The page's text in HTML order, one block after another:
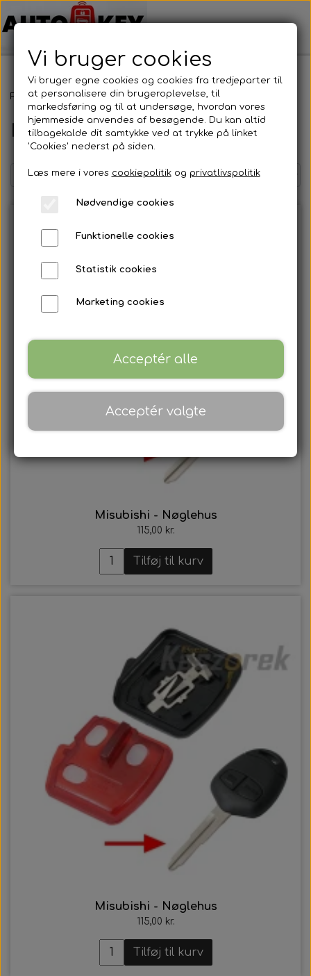
Forside Bilnøgler Mitsubishi Nøglehus
Nøglehus
Misubishi - Nøglehus
115,00 kr.
Tilføj til kurv
Misubishi - Nøglehus
115,00 kr.
Tilføj til kurv
Vi bruger cookies
Vi bruger egne cookies og cookies fra tredjeparter til
at personalisere din brugeroplevelse, til
markedsføring og til at undersøge, hvordan vores
hjemmeside anvendes af besøgende. Du kan altid
tilbagekalde dit samtykke ved at trykke på linket
'Cookies' nederst på siden.
Læs mere i vores cookiepolitikog privatlivspolitik
Nødvendige cookies
Funktionelle cookies
Statistik cookies
Marketing cookies
Acceptér alle
Acceptér valgte